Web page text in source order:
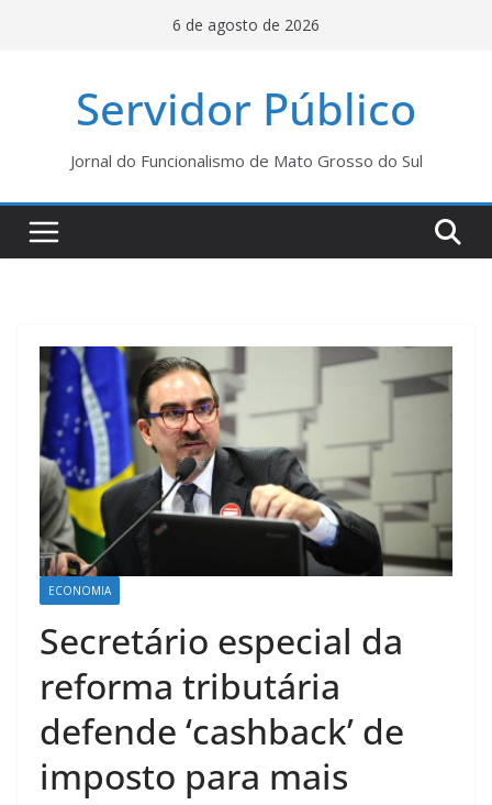
6 de agosto de 2026
Servidor Público
Jornal do Funcionalismo de Mato Grosso do Sul
ECONOMIA
Secretário especial da
reforma tributária
defende ‘cashback’ de
imposto para mais